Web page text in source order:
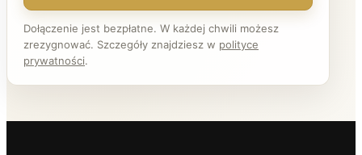
Dołączenie jest bezpłatne. W każdej chwili możesz
zrezygnować. Szczegóły znajdziesz w polityce
prywatności.